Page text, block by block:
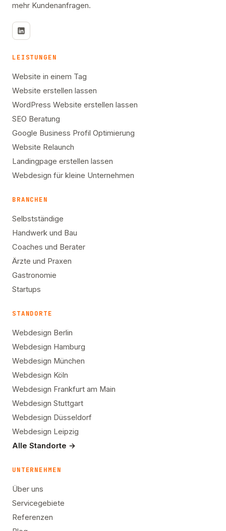
mehr Kundenanfragen.
LEISTUNGEN
Website in einem Tag
Website erstellen lassen
WordPress Website erstellen lassen
SEO Beratung
Google Business Profil Optimierung
Website Relaunch
Landingpage erstellen lassen
Webdesign für kleine Unternehmen
BRANCHEN
Selbstständige
Handwerk und Bau
Coaches und Berater
Ärzte und Praxen
Gastronomie
Startups
STANDORTE
Webdesign Berlin
Webdesign Hamburg
Webdesign München
Webdesign Köln
Webdesign Frankfurt am Main
Webdesign Stuttgart
Webdesign Düsseldorf
Webdesign Leipzig
Alle Standorte →
UNTERNEHMEN
Über uns
Servicegebiete
Referenzen